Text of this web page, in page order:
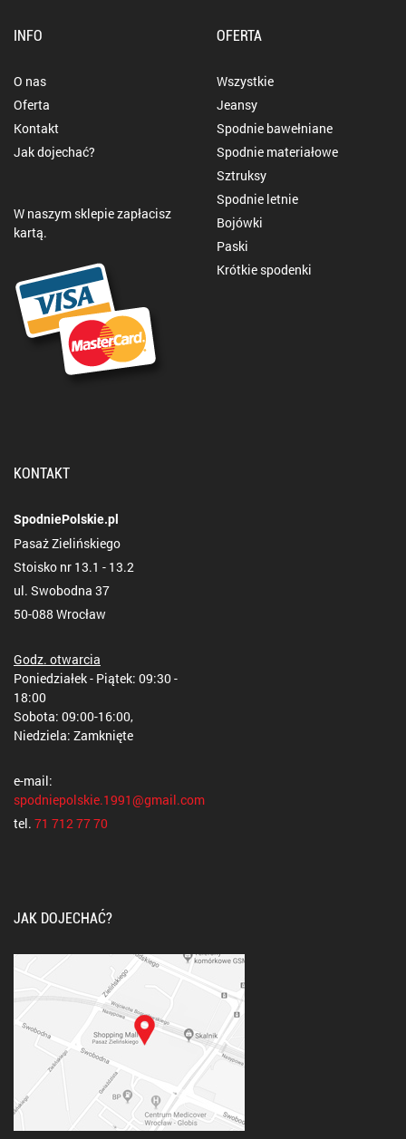
INFO
O nas
Oferta
Kontakt
Jak dojechać?
W naszym sklepie zapłacisz
kartą.
OFERTA
Wszystkie
Jeansy
Spodnie bawełniane
Spodnie materiałowe
Sztruksy
Spodnie letnie
Bojówki
Paski
Krótkie spodenki
KONTAKT
SpodniePolskie.pl
Pasaż Zielińskiego
Stoisko nr 13.1 - 13.2
ul. Swobodna 37
50-088 Wrocław
Godz. otwarcia
Poniedziałek - Piątek: 09:30 -
18:00
Sobota: 09:00-16:00,
Niedziela: Zamknięte
e-mail:
spodniepolskie.1991@gmail.com
tel. 71 712 77 70
JAK DOJECHAĆ?